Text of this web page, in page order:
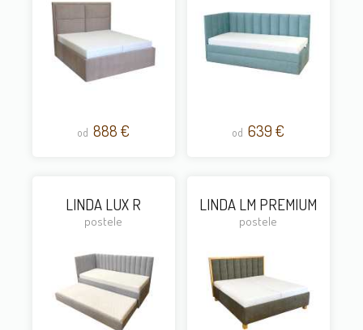
od 888 € od 639 €
LINDA LUX R
postele
LINDA LM PREMIUM
postele